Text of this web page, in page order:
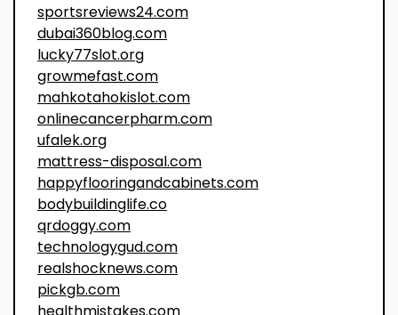
sportsreviews24.com
dubai360blog.com
lucky77slot.org
growmefast.com
mahkotahokislot.com
onlinecancerpharm.com
ufalek.org
mattress-disposal.com
happyflooringandcabinets.com
bodybuildinglife.co
qrdoggy.com
technologygud.com
realshocknews.com
pickgb.com